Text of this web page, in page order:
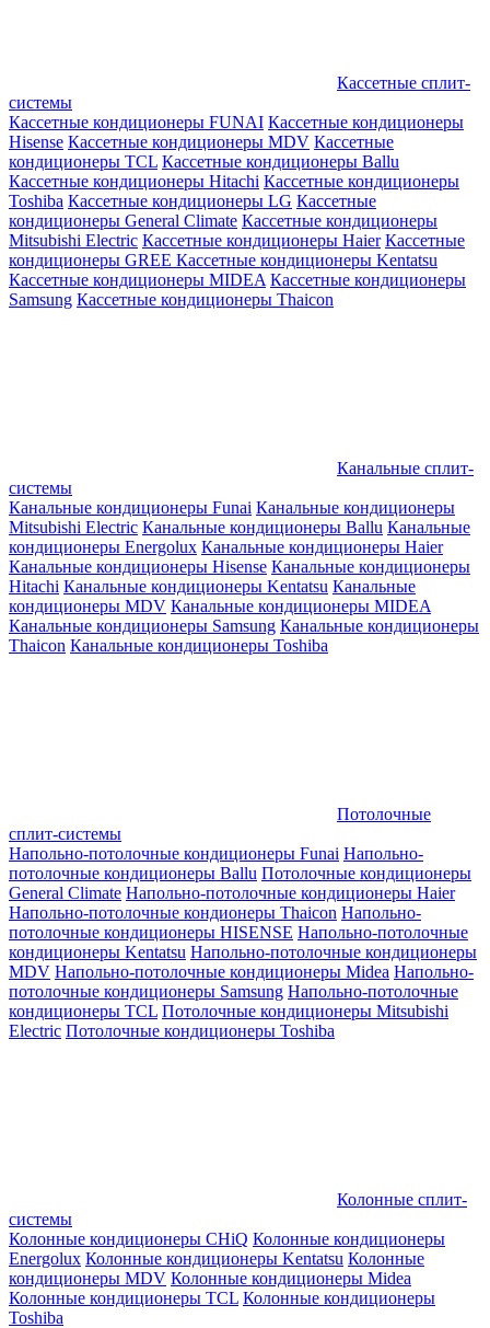
Кассетные сплит-
системы
Кассетные кондиционеры FUNAI Кассетные кондиционеры
Hisense Кассетные кондиционеры MDV Кассетные
кондиционеры TCL Кассетные кондиционеры Ballu
Кассетные кондиционеры Hitachi Кассетные кондиционеры
Toshiba Кассетные кондиционеры LG Кассетные
кондиционеры General Climate Кассетные кондиционеры
Mitsubishi Electric Кассетные кондиционеры Haier Кассетные
кондиционеры GREE Кассетные кондиционеры Kentatsu
Кассетные кондиционеры MIDEA Кассетные кондиционеры
Samsung Кассетные кондиционеры Thaicon
Канальные сплит-
системы
Канальные кондиционеры Funai Канальные кондиционеры
Mitsubishi Electric Канальные кондиционеры Ballu Канальные
кондиционеры Energolux Канальные кондиционеры Haier
Канальные кондиционеры Hisense Канальные кондиционеры
Hitachi Канальные кондиционеры Kentatsu Канальные
кондиционеры MDV Канальные кондиционеры MIDEA
Канальные кондиционеры Samsung Канальные кондиционеры
Thaicon Канальные кондиционеры Toshiba
Потолочные
сплит-системы
Напольно-потолочные кондиционеры Funai Напольно-
потолочные кондиционеры Ballu Потолочные кондиционеры
General Climate Напольно-потолочные кондиционеры Haier
Напольно-потолочные кондионеры Thaicon Напольно-
потолочные кондиционеры HISENSE Напольно-потолочные
кондиционеры Kentatsu Напольно-потолочные кондиционеры
MDV Напольно-потолочные кондиционеры Midea Напольно-
потолочные кондиционеры Samsung Напольно-потолочные
кондиционеры TCL Потолочные кондиционеры Mitsubishi
Electric Потолочные кондиционеры Toshiba
Колонные сплит-
системы
Колонные кондиционеры CHiQ Колонные кондиционеры
Energolux Колонные кондиционеры Kentatsu Колонные
кондиционеры MDV Колонные кондиционеры Midea
Колонные кондиционеры TCL Колонные кондиционеры
Toshiba